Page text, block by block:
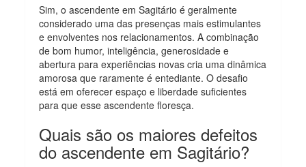
Sim, o ascendente em Sagitário é geralmente
considerado uma das presenças mais estimulantes
e envolventes nos relacionamentos. A combinação
de bom humor, inteligência, generosidade e
abertura para experiências novas cria uma dinâmica
amorosa que raramente é entediante. O desafio
está em oferecer espaço e liberdade suficientes
para que esse ascendente floresça.
Quais são os maiores defeitos
do ascendente em Sagitário?